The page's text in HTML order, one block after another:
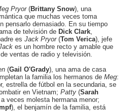
Pryor(Brittany Snow), una
que muchas veces toma
pensarlo demasiado. En su tiempo
de telvisión de Dick Clark,
es Jack Pryor (Tom Verica), jefe
es un hombre recto y amable que
ventas de radio y televisión.
(Gail O'Grady), una ama de casa
la familia los hermanos de Meg:
estrella de fútbol en la secundaria, se
en Vietnam; Patty (Sarah
veces molesta hermana menor;
), el benjamín de la familia, está